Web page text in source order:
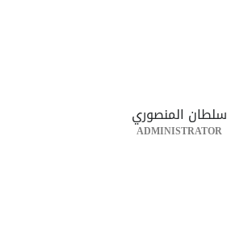
سلطان المنصوري
ADMINISTRATOR